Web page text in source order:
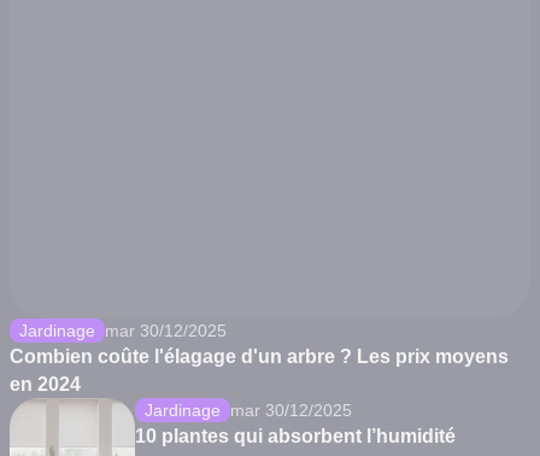
Jardinage mar 30/12/2025
Combien coûte l'élagage d'un arbre ? Les prix moyens
en 2024
Jardinage mar 30/12/2025
10 plantes qui absorbent l’humidité